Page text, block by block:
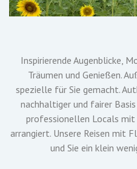
Inspirierende Augenblicke,
Träumen und Genießen.
spezielle für Sie gemacht.
nachhaltiger und fairer
professionellen Locals
arrangiert. Unsere Reisen mit
und Sie ein klein